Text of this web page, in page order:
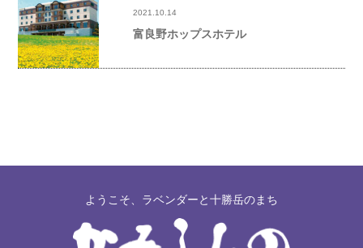
2021.10.14
富良野ホップスホテル
ようこそ、ラベンダーと十勝岳のまち